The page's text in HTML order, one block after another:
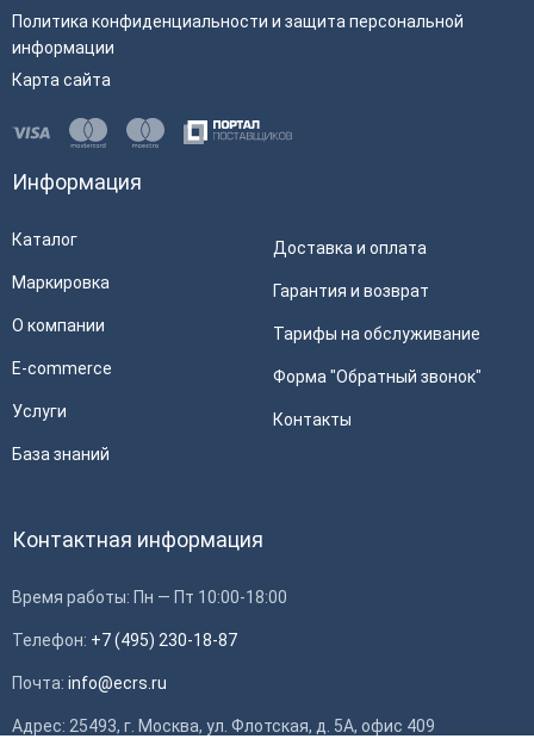
Политика конфиденциальности и защита персональной
информации
Карта сайта
Информация
Каталог
Маркировка
О компании
E-commerce
Услуги
База знаний
Доставка и оплата
Гарантия и возврат
Тарифы на обслуживание
Форма "Обратный звонок"
Контакты
Контактная информация
Время работы: Пн — Пт 10:00-18:00
Телефон: +7 (495) 230-18-87
Почта: info@ecrs.ru
Адрес: 25493, г. Москва, ул. Флотская, д. 5А, офис 409